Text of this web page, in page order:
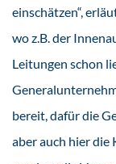
einschätzen“,
wo z.B. der
Leitungen schon
bereit, dafür die
aber auch hier die